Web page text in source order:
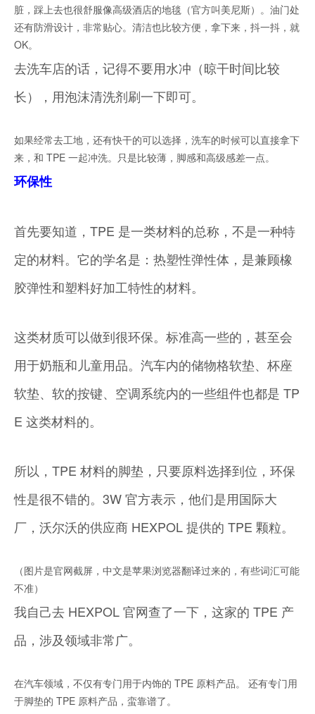
脏，踩上去也很舒服像高级酒店的地毯（官方叫美尼斯）。油门处
还有防滑设计，非常贴心。清洁也比较方便，拿下来，抖一抖，就
OK。
去洗车店的话，记得不要用水冲（晾干时间比较
长），用泡沫清洗剂刷一下即可。
如果经常去工地，还有快干的可以选择，洗车的时候可以直接拿下
来，和 TPE 一起冲洗。只是比较薄，脚感和高级感差一点。
环保性
首先要知道，TPE 是一类材料的总称，不是一种特
定的材料。它的学名是：热塑性弹性体，是兼顾橡
胶弹性和塑料好加工特性的材料。
这类材质可以做到很环保。标准高一些的，甚至会
用于奶瓶和儿童用品。汽车内的储物格软垫、杯座
软垫、软的按键、空调系统内的一些组件也都是 TP
E 这类材料的。
所以，TPE 材料的脚垫，只要原料选择到位，环保
性是很不错的。3W 官方表示，他们是用国际大
厂，沃尔沃的供应商 HEXPOL 提供的 TPE 颗粒。
（图片是官网截屏，中文是苹果浏览器翻译过来的，有些词汇可能
不准）
我自己去 HEXPOL 官网查了一下，这家的 TPE 产
品，涉及领域非常广。
在汽车领域，不仅有专门用于内饰的 TPE 原料产品。 还有专门用
于脚垫的 TPE 原料产品，蛮靠谱了。